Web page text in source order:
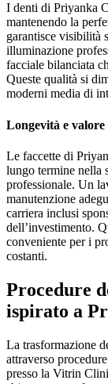
I denti di Priyanka
mantenendo la
garantisce visibilità
illuminazione
facciale bilanciata
Queste qualità si
moderni media di
Longevità e
Le faccette di
lungo termine nella
professionale. Un
manutenzione
carriera inclusi
dell’investimento.
conveniente per i
costanti.
Procedure
ispirato a
La trasformazione
attraverso
presso la Vitrin